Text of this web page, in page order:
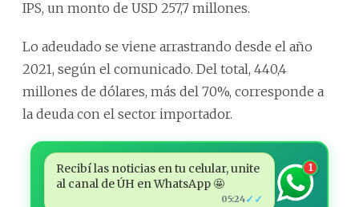
IPS, un monto de USD 257,7 millones.
Lo adeudado se viene arrastrando desde el año
2021, según el comunicado. Del total, 440,4
millones de dólares, más del 70%, corresponde a
la deuda con el sector importador.
Recibí las noticias en tu celular, unite
al canal de ÚH en WhatsApp 🤩
05:24✓✓
1